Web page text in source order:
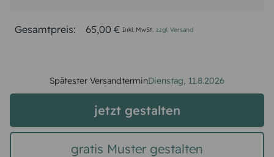
Gesamtpreis: 65,00 € Inkl. MwSt. zzgl. Versand
Spätester VersandterminDienstag, 11.8.2026
jetzt gestalten
gratis Muster gestalten